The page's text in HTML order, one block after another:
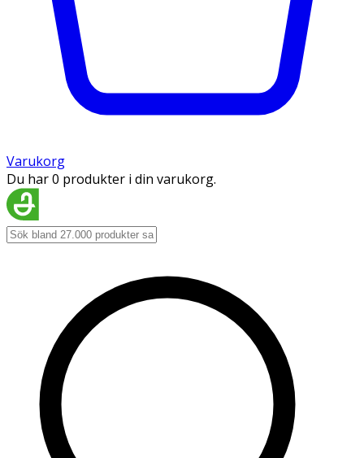
Varukorg
Du har 0 produkter i din varukorg.